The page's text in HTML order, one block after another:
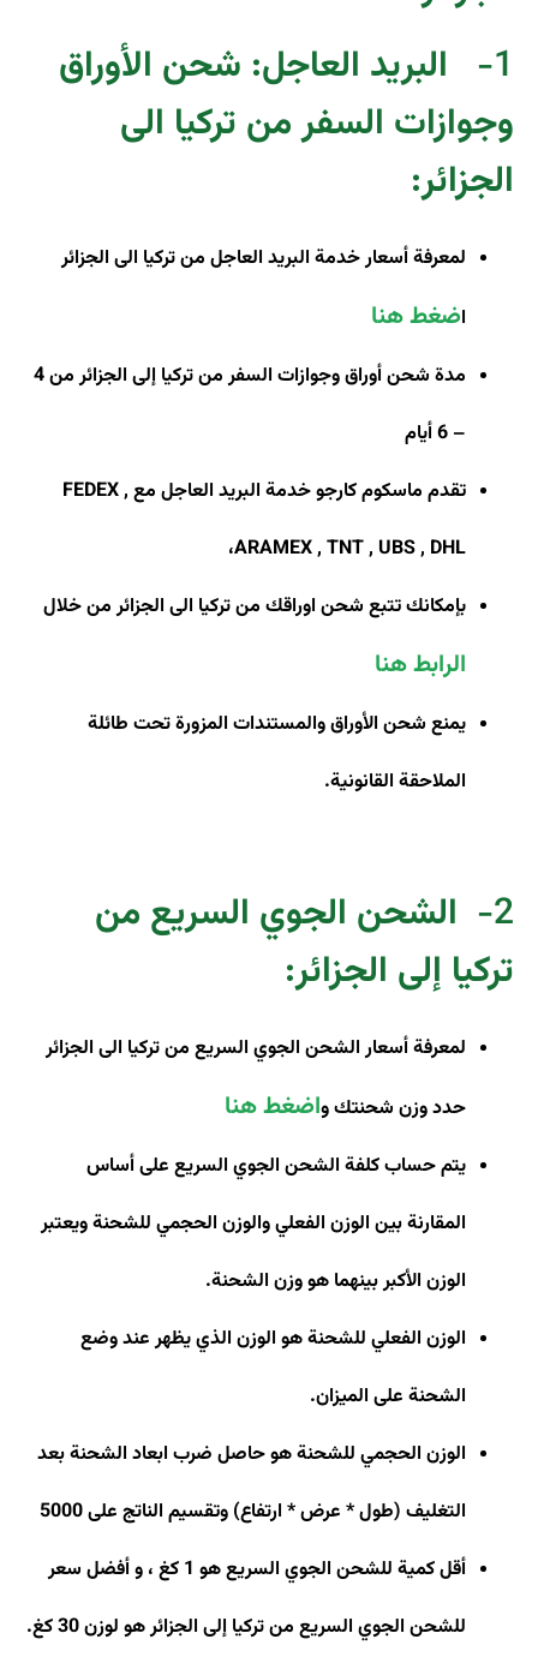
1-
البريد العاجل: شحن الأوراق
وجوازات السفر من تركيا الى
الجزائر:
لمعرفة أسعار خدمة البريد العاجل من تركيا الى الجزائر
اضغط هنا
مدة شحن أوراق وجوازات السفر من تركيا إلى الجزائر من 4
– 6 أيام
تقدم ماسكوم كارجو خدمة البريد العاجل مع FEDEX ,
ARAMEX , TNT , UBS , DHL،
بإمكانك تتبع شحن اوراقك من تركيا الى الجزائر من خلال
الرابط هنا
يمنع شحن الأوراق والمستندات المزورة تحت طائلة
الملاحقة القانونية.
2-
الشحن الجوي السريع من
تركيا إلى الجزائر:
لمعرفة أسعار الشحن الجوي السريع من تركيا الى الجزائر
حدد وزن شحنتك واضغط هنا
يتم حساب كلفة الشحن الجوي السريع على أساس
المقارنة بين الوزن الفعلي والوزن الحجمي للشحنة ويعتبر
الوزن الأكبر بينهما هو وزن الشحنة.
الوزن الفعلي للشحنة هو الوزن الذي يظهر عند وضع
الشحنة على الميزان.
الوزن الحجمي للشحنة هو حاصل ضرب ابعاد الشحنة بعد
التغليف (طول * عرض * ارتفاع) وتقسيم الناتج على 5000
أقل كمية للشحن الجوي السريع هو 1 كغ ، و أفضل سعر
للشحن الجوي السريع من تركيا إلى الجزائر هو لوزن 30 كغ
.